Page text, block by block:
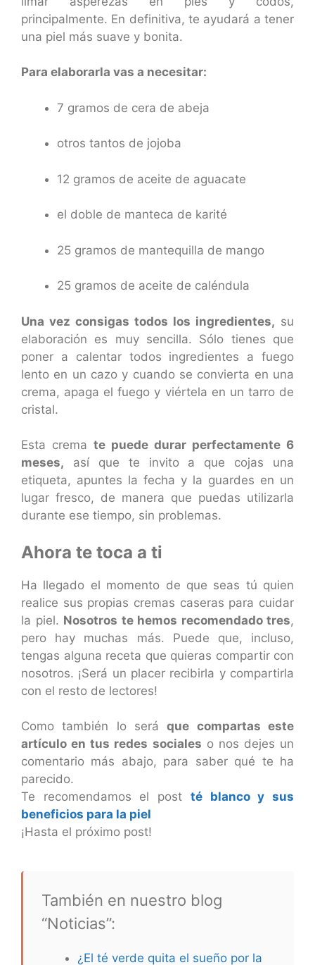
principalmente. En definitiva, te ayudará a tener
una piel más suave y bonita.
Para elaborarla vas a necesitar:
7 gramos de cera de abeja
otros tantos de jojoba
12 gramos de aceite de aguacate
el doble de manteca de karité
25 gramos de mantequilla de mango
25 gramos de aceite de caléndula
Una vez consigas todos los ingredientes, su
elaboración es muy sencilla. Sólo tienes que
poner a calentar todos ingredientes a fuego
lento en un cazo y cuando se convierta en una
crema, apaga el fuego y viértela en un tarro de
cristal.
Esta crema te puede durar perfectamente 6
meses, así que te invito a que cojas una
etiqueta, apuntes la fecha y la guardes en un
lugar fresco, de manera que puedas utilizarla
durante ese tiempo, sin problemas.
Ahora te toca a ti
Ha llegado el momento de que seas tú quien
realice sus propias cremas caseras para cuidar
la piel. Nosotros te hemos recomendado tres,
pero hay muchas más. Puede que, incluso,
tengas alguna receta que quieras compartir con
nosotros. ¡Será un placer recibirla y compartirla
con el resto de lectores!
Como también lo seráque compartas este
artículo en tus redes sociales o nos dejes un
comentario más abajo, para saber qué te ha
parecido.
Te recomendamos el post té blanco y sus
beneficios para la piel
¡Hasta el próximo post!
También en nuestro blog
“Noticias”:
¿El té verde quita el sueño por la